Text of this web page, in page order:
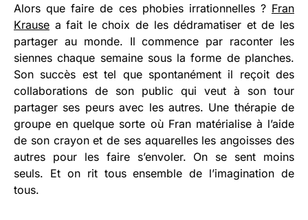
Alors que faire de ces phobies irrationnelles ? Fran
Krause a fait le choix de les dédramatiser et de les
partager au monde. Il commence par raconter les
siennes chaque semaine sous la forme de planches.
Son succès est tel que spontanément il reçoit des
collaborations de son public qui veut à son tour
partager ses peurs avec les autres. Une thérapie de
groupe en quelque sorte où Fran matérialise à l’aide
de son crayon et de ses aquarelles les angoisses des
autres pour les faire s’envoler. On se sent moins
seuls. Et on rit tous ensemble de l’imagination de
tous.